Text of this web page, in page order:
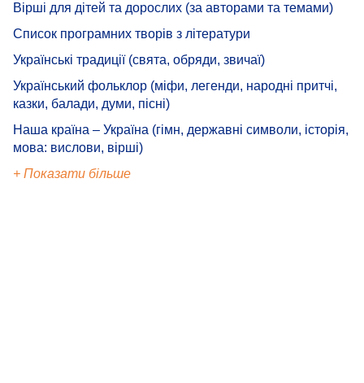
Вірші для дітей та дорослих (за авторами та темами)
Список програмних творів з літератури
Українські традиції (свята, обряди, звичаї)
Український фольклор (міфи, легенди, народні притчі,
казки, балади, думи, пісні)
Наша країна – Україна (гімн, державні символи, історія,
мова: вислови, вірші)
+ Показати більше